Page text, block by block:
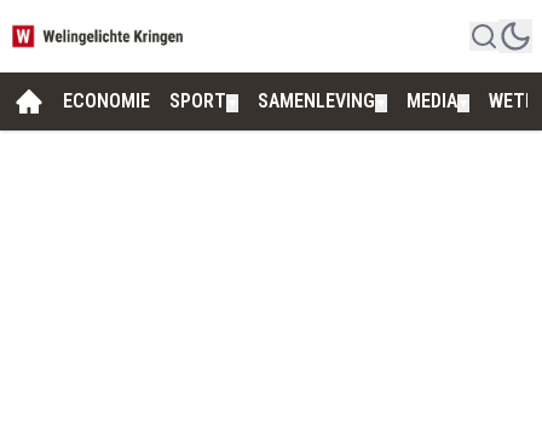
ECONOMIE SPORT SAMENLEVING MEDIA